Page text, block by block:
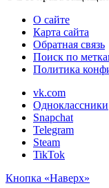
О сайте
Карта сайта
Обратная связь
Поиск по
Политика
vk.com
Одноклассники
Snapchat
Telegram
Steam
TikTok
Кнопка «Наверх»